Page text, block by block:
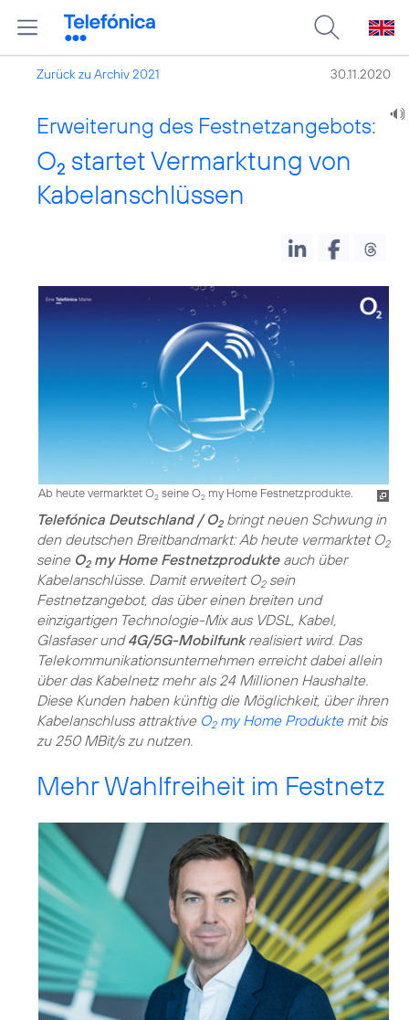
Zurück zu Archiv 2021 30.11.2020
Erweiterung des Festnetzangebots:
O2 startet Vermarktung von
Kabelanschlüssen
Ab heute vermarktet O2 seine O2 my Home Festnetzprodukte.
Telefónica Deutschland / O2bringt neuen Schwung in
den deutschen Breitbandmarkt: Ab heute vermarktet O2
seine O2my Home Festnetzprodukteauch über
Kabelanschlüsse. Damit erweitert O2sein
Festnetzangebot, das über einen breiten und
einzigartigen Technologie-Mix aus VDSL, Kabel,
Glasfaser und4G/5G-Mobilfunkrealisiert wird. Das
Telekommunikationsunternehmen erreicht dabei allein
über das Kabelnetz mehr als 24 Millionen Haushalte.
Diese Kunden haben künftig die Möglichkeit, über ihren
Kabelanschluss attraktive O2my Home Produktemit bis
zu 250 MBit/s zu nutzen.
Mehr Wahlfreiheit im Festnetz